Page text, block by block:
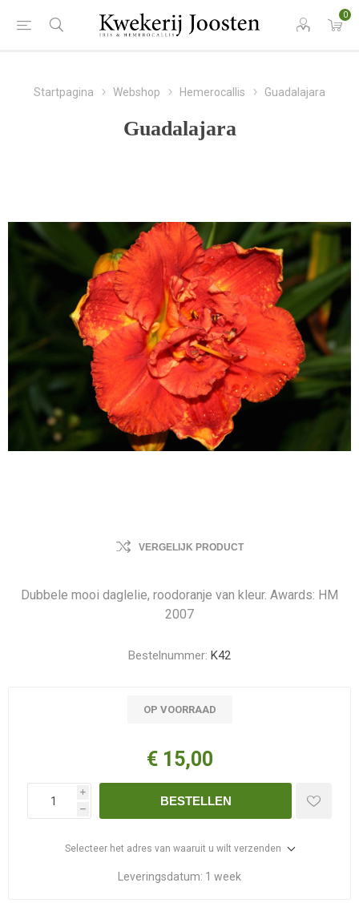
0
Startpagina Webshop Hemerocallis Guadalajara
Guadalajara
VERGELIJK PRODUCT
Dubbele mooi daglelie, roodoranje van kleur. Awards: HM
2007
Bestelnummer: K42
OP VOORRAAD
€ 15,00
i
h
BESTELLEN
Selecteer het adres van waaruit u wilt verzenden
Leveringsdatum: 1 week